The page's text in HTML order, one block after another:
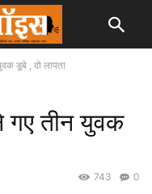
डूबे , दो लापता
गए तीन युवक
0
743